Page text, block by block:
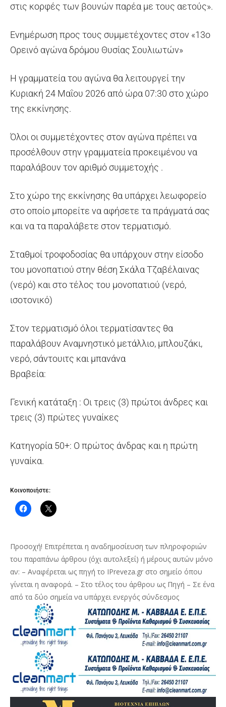
στις κορφές των βουνών παρέα με τους αετούς».
Ενημέρωση προς τους συμμετέχοντες στον «13ο
Ορεινό αγώνα δρόμου Θυσίας Σουλιωτών»
Η γραμματεία του αγώνα θα λειτουργεί την
Κυριακή 24 Μαΐου 2026 από ώρα 07:30 στο χώρο
της εκκίνησης.
Όλοι οι συμμετέχοντες στον αγώνα πρέπει να
προσέλθουν στην γραμματεία προκειμένου να
παραλάβουν τον αριθμό συμμετοχής .
Στο χώρο της εκκίνησης θα υπάρχει λεωφορείο
στο οποίο μπορείτε να αφήσετε τα πράγματά σας
και να τα παραλάβετε στον τερματισμό.
Σταθμοί τροφοδοσίας θα υπάρχουν στην είσοδο
του μονοπατιού στην θέση Σκάλα Τζαβέλαινας
(νερό) και στο τέλος του μονοπατιού (νερό,
ισοτονικό)
Στον τερματισμό όλοι τερματίσαντες θα
παραλάβουν Αναμνηστικό μετάλλιο, μπλουζάκι,
νερό, σάντουιτς και μπανάνα
Βραβεία:
Γενική κατάταξη : Οι τρεις (3) πρώτοι άνδρες και
τρεις (3) πρώτες γυναίκες
Κατηγορία 50+: Ο πρώτος άνδρας και η πρώτη
γυναίκα.
Κοινοποιήστε:
Προσοχή! Επιτρέπεται η αναδημοσίευση των πληροφοριών
του παραπάνω άρθρου (όχι αυτολεξεί) ή μέρους αυτών μόνο
αν: – Αναφέρεται ως πηγή το IPreveza.gr στο σημείο όπου
γίνεται η αναφορά. – Στο τέλος του άρθρου ως Πηγή – Σε ένα
από τα δύο σημεία να υπάρχει ενεργός σύνδεσμος